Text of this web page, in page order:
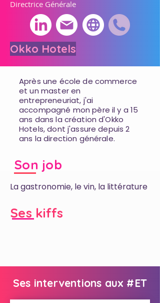
Directrice Générale
Okko Hotels
Après une école de commerce
et un master en
entrepreneuriat, j'ai
accompagné mon père il y a 15
ans dans la création d'Okko
Hotels, dont j'assure depuis 2
ans la direction générale.
Son job
La gastronomie, le vin, la littérature
Ses kiffs
Ses interventions aux #ET